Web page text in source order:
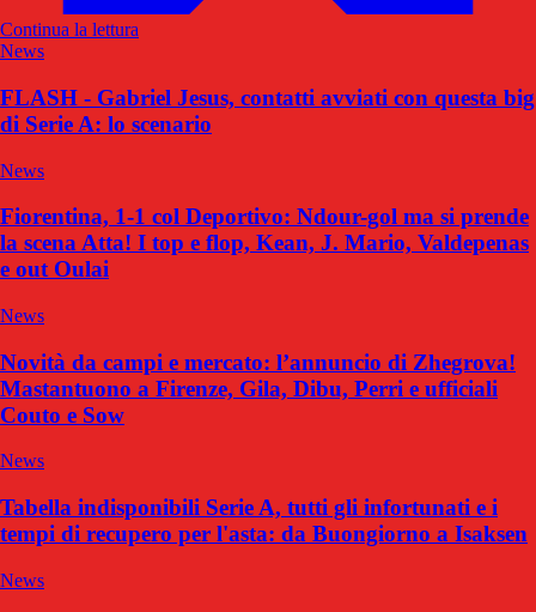
Continua la lettura
News
FLASH - Gabriel Jesus, contatti avviati con questa big
di Serie A: lo scenario
News
Fiorentina, 1-1 col Deportivo: Ndour-gol ma si prende
la scena Atta! I top e flop, Kean, J. Mario, Valdepenas
e out Oulai
News
Novità da campi e mercato: l’annuncio di Zhegrova!
Mastantuono a Firenze, Gila, Dibu, Perri e ufficiali
Couto e Sow
News
Tabella indisponibili Serie A, tutti gli infortunati e i
tempi di recupero per l'asta: da Buongiorno a Isaksen
News